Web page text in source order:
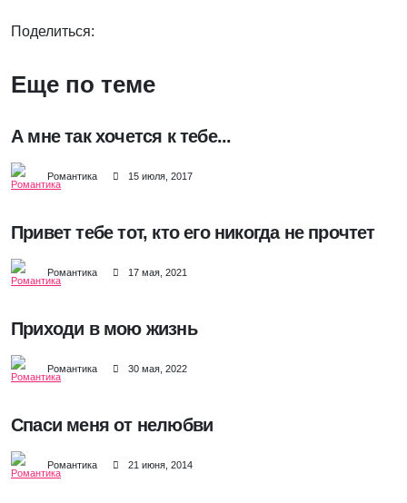
Поделиться:
Еще по теме
А мне так хочется к тебе...
Романтика 15 июля, 2017
Привет тебе тот, кто его никогда не прочтет
Романтика 17 мая, 2021
Приходи в мою жизнь
Романтика 30 мая, 2022
Спаси меня от нелюбви
Романтика 21 июня, 2014